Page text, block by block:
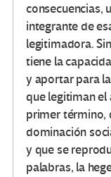
consecuencias,
integrante de
legitimadora.
tiene la
y aportar para
que legitiman el
primer término,
dominación
y que se
palabras, la